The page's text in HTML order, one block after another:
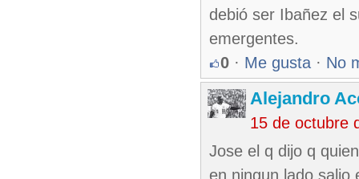
debió ser Ibañez el
emergentes.
0 · Me gusta · No
Alejandro
15 de octubre
Jose el q dijo q
en ningun lado salio